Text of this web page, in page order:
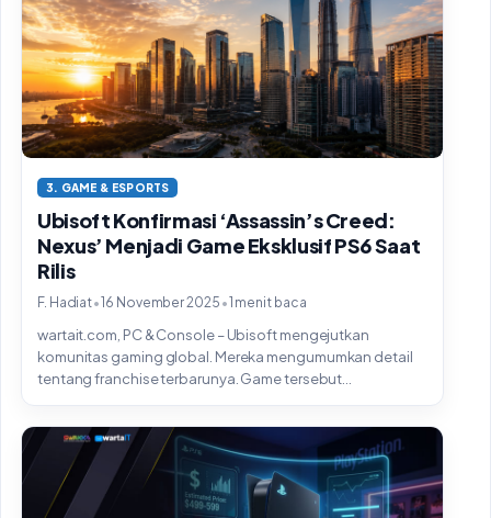
3. GAME & ESPORTS
Ubisoft Konfirmasi ‘Assassin’s Creed:
Nexus’ Menjadi Game Eksklusif PS6 Saat
Rilis
F. Hadiat•16 November 2025 •1 menit baca
wartait.com, PC & Console – Ubisoft mengejutkan
komunitas gaming global. Mereka mengumumkan detail
tentang franchise terbarunya. Game tersebut...